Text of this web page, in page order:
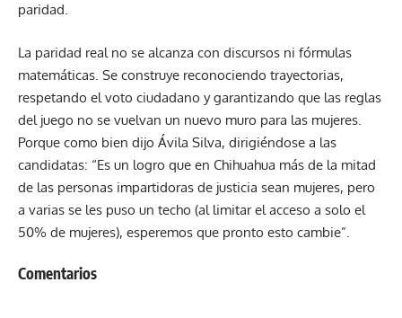
paridad.
La paridad real no se alcanza con discursos ni fórmulas
matemáticas. Se construye reconociendo trayectorias,
respetando el voto ciudadano y garantizando que las reglas
del juego no se vuelvan un nuevo muro para las mujeres.
Porque como bien dijo Ávila Silva, dirigiéndose a las
candidatas: “Es un logro que en Chihuahua más de la mitad
de las personas impartidoras de justicia sean mujeres, pero
a varias se les puso un techo (al limitar el acceso a solo el
50% de mujeres), esperemos que pronto esto cambie”.
Comentarios